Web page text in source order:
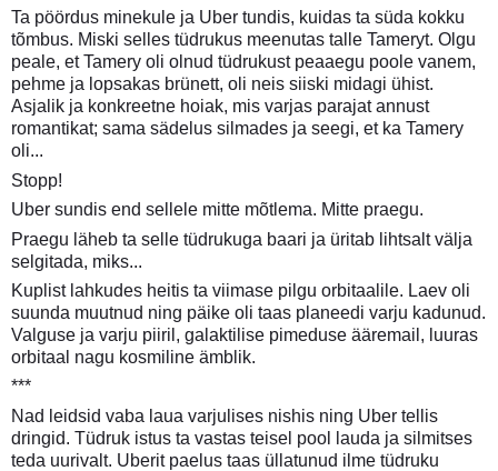
Ta pöördus minekule ja Uber tundis, kuidas ta süda kokku
tõmbus. Miski selles tüdrukus meenutas talle Tameryt. Olgu
peale, et Tamery oli olnud tüdrukust peaaegu poole vanem,
pehme ja lopsakas brünett, oli neis siiski midagi ühist.
Asjalik ja konkreetne hoiak, mis varjas parajat annust
romantikat; sama sädelus silmades ja seegi, et ka Tamery
oli...
Stopp!
Uber sundis end sellele mitte mõtlema. Mitte praegu.
Praegu läheb ta selle tüdrukuga baari ja üritab lihtsalt välja
selgitada, miks...
Kuplist lahkudes heitis ta viimase pilgu orbitaalile. Laev oli
suunda muutnud ning päike oli taas planeedi varju kadunud.
Valguse ja varju piiril, galaktilise pimeduse ääremail, luuras
orbitaal nagu kosmiline ämblik.
***
Nad leidsid vaba laua varjulises nishis ning Uber tellis
dringid. Tüdruk istus ta vastas teisel pool lauda ja silmitses
teda uurivalt. Uberit paelus taas üllatunud ilme tüdruku